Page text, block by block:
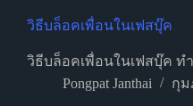
วิธีบล็อคเพื่อนในเฟสบุ๊ค
วิธีบล็อคเพื่อนในเฟสบุ๊ค ท
Pongpat Janthai
กุม